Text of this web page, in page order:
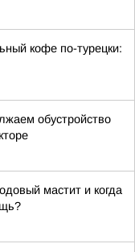
кофе по-турецки:
обустройство
мастит и когда